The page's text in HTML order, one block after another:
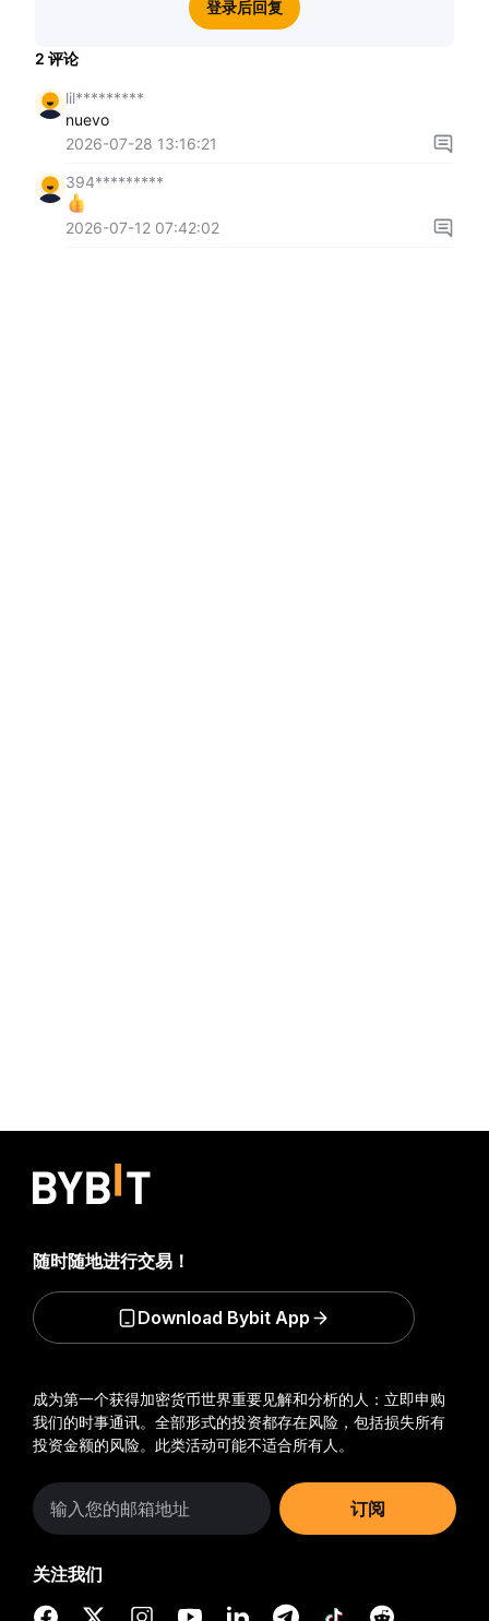
登录后回复
2 评论
lil*********
nuevo
2026-07-28 13:16:21
394*********
2026-07-12 07:42:02
成为第一个获得加密货币世界重要见解和分析的人：立即申购
我们的时事通讯。 全部形式的投资都存在风险，包括损失所有
投资金额的风险。此类活动可能不适合所有人。
订阅
关注我们
随时随地进行交易！
Download Bybit App